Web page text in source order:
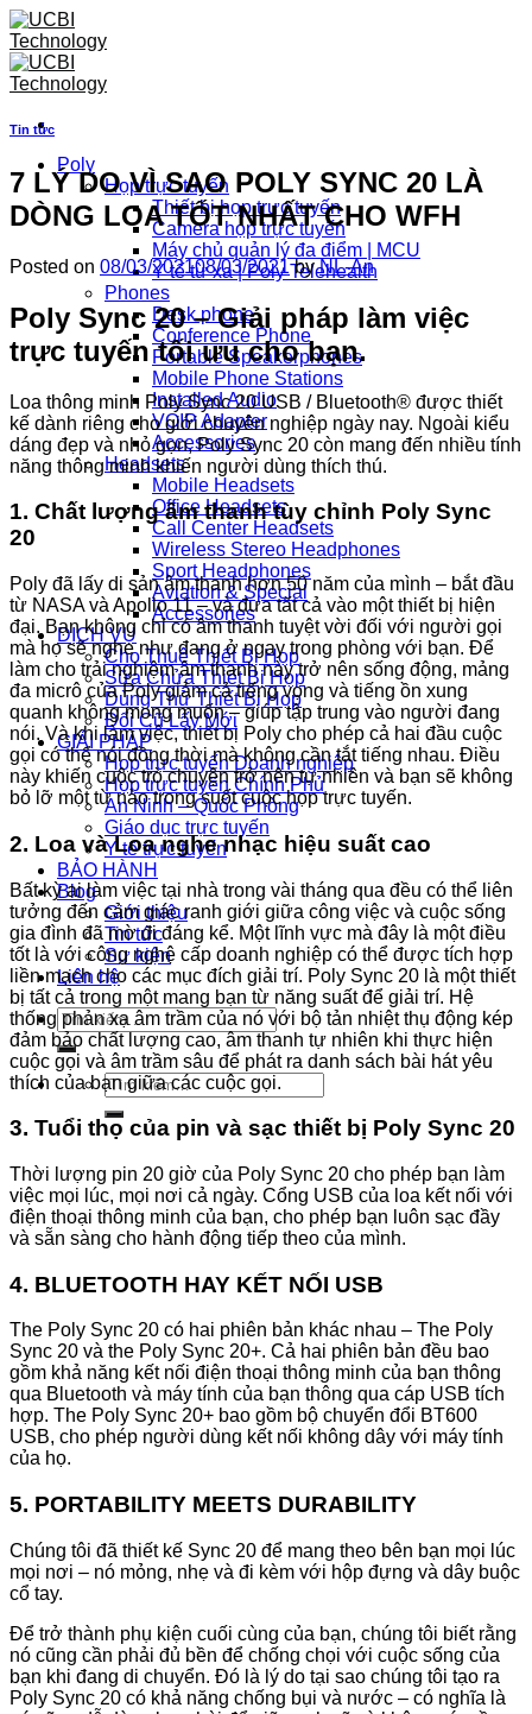
Skip
to
content
Poly
Họp trực tuyến
Thiết bị họp trực tuyến
Camera họp trực tuyến
Máy chủ quản lý đa điểm | MCU
Y tế từ xa | Poly Telehealth
Phones
Desk phone
Conference Phone
Portable Speakerphones
Mobile Phone Stations
Installed Audio
VOIP Adapter
Accessories
Headsets
Mobile Headsets
Office Headsets
Call Center Headsets
Wireless Stereo Headphones
Sport Headphones
Aviation & Special
Accessories
DỊCH VỤ
Cho Thuê Thiết Bị Họp
Sữa Chửa Thiết Bị Họp
Dùng Thử Thiết Bị Họp
Đổi Cũ Lấy Mới
GIẢI PHÁP
Họp trực tuyến Doanh nghiệp
Họp trực tuyến Chính Phủ
An Ninh – Quốc Phòng
Giáo dục trực tuyến
Y tế trực tuyến
BẢO HÀNH
Blog
Giới thiệu
Tin tức
Sự kiện
Liên hệ
Tìm
kiếm:
Tìm
kiếm:
Tin tức
7 LÝ DO VÌ SAO POLY SYNC 20 LÀ
DÒNG LOA TỐT NHẤT CHO WFH
Posted on 08/03/202108/03/2021byNL-An
Poly Sync 20 – Giải pháp làm việc
trực tuyến tối ưu cho bạn.
Loa thông minh Poly Sync 20 USB / Bluetooth® được thiết
kế dành riêng cho giới chuyên nghiệp ngày nay. Ngoài kiểu
dáng đẹp và nhỏ gọn, Poly Sync 20 còn mang đến nhiều tính
năng thông minh khiến người dùng thích thú.
1. Chất lượng âm thanh tùy chỉnh Poly Sync
20
Poly đã lấy di sản âm thanh hơn 50 năm của mình – bắt đầu
từ NASA và Apollo 11 – và đưa tất cả vào một thiết bị hiện
đại. Bạn không chỉ có âm thanh tuyệt vời đối với người gọi
mà họ sẽ nghe như đang ở ngay trong phòng với bạn. Để
làm cho trải nghiệm âm thanh này trở nên sống động, mảng
đa micrô của Poly giảm cả tiếng vọng và tiếng ồn xung
quanh không mong muốn – giúp tập trung vào người đang
nói. Và khi làm việc, thiết bị Poly cho phép cả hai đầu cuộc
gọi có thể nói đồng thời mà không cần tắt tiếng nhau. Điều
này khiến cuộc trò chuyện trở nên tự nhiên và bạn sẽ không
bỏ lỡ một từ nào trong suốt cuộc họp trực tuyến.
2. Loa và Loa nghe nhạc hiệu suất cao
Bất kỳ ai làm việc tại nhà trong vài tháng qua đều có thể liên
tưởng đến cảm giác ranh giới giữa công việc và cuộc sống
gia đình đã mờ đi đáng kể. Một lĩnh vực mà đây là một điều
tốt là với công nghệ cấp doanh nghiệp có thể được tích hợp
liền mạch cho các mục đích giải trí. Poly Sync 20 là một thiết
bị tất cả trong một mang bạn từ năng suất để giải trí. Hệ
thống phản xạ âm trầm của nó với bộ tản nhiệt thụ động kép
đảm bảo chất lượng cao, âm thanh tự nhiên khi thực hiện
cuộc gọi và âm trầm sâu để phát ra danh sách bài hát yêu
thích của bạn giữa các cuộc gọi.
3. Tuổi thọ của pin và sạc thiết bị Poly Sync 20
Thời lượng pin 20 giờ của Poly Sync 20 cho phép bạn làm
việc mọi lúc, mọi nơi cả ngày. Cổng USB của loa kết nối với
điện thoại thông minh của bạn, cho phép bạn luôn sạc đầy
và sẵn sàng cho hành động tiếp theo của mình.
4. BLUETOOTH HAY KẾT NỐI USB
The Poly Sync 20 có hai phiên bản khác nhau – The Poly
Sync 20 và the Poly Sync 20+. Cả hai phiên bản đều bao
gồm khả năng kết nối điện thoại thông minh của bạn thông
qua Bluetooth và máy tính của bạn thông qua cáp USB tích
hợp. The Poly Sync 20+ bao gồm bộ chuyển đổi BT600
USB, cho phép người dùng kết nối không dây với máy tính
của họ.
5. PORTABILITY MEETS DURABILITY
Chúng tôi đã thiết kế Sync 20 để mang theo bên bạn mọi lúc
mọi nơi – nó mỏng, nhẹ và đi kèm với hộp đựng và dây buộc
cổ tay.
Để trở thành phụ kiện cuối cùng của bạn, chúng tôi biết rằng
nó cũng cần phải đủ bền để chống chọi với cuộc sống của
bạn khi đang di chuyển. Đó là lý do tại sao chúng tôi tạo ra
Poly Sync 20 có khả năng chống bụi và nước – có nghĩa là